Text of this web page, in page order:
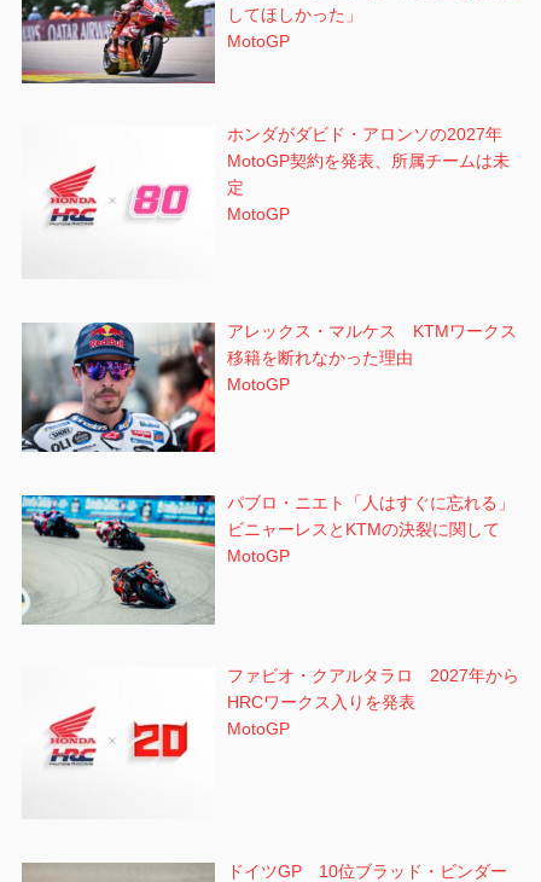
してほしかった」
MotoGP
ホンダがダビド・アロンソの2027年
MotoGP契約を発表、所属チームは未
定
MotoGP
アレックス・マルケス KTMワークス
移籍を断れなかった理由
MotoGP
パブロ・ニエト「人はすぐに忘れる」
ビニャーレスとKTMの決裂に関して
MotoGP
ファビオ・クアルタラロ 2027年から
HRCワークス入りを発表
MotoGP
ドイツGP 10位ブラッド・ビンダー